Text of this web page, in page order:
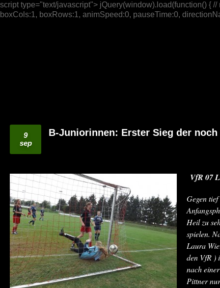
script type="text/javascript"> jQuery(window).load(function() {
boxCols:1, boxRows:1, animSpeed:0, pauseTime:0,
9
sep
B-Juniorinnen: Erster Sieg der
VfR 07
Gegen
Heil zu
spielen.
Laura
den VfR )
nach
Pittner